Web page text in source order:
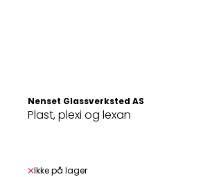
Nenset Glassverksted AS
Plast, plexi og lexan
Ikke på lager